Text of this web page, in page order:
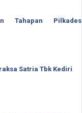
Tahapan Pilkades
Satria Tbk Kediri